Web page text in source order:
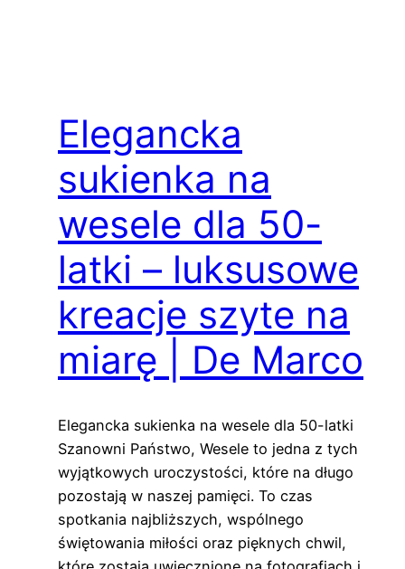
Elegancka
sukienka na
wesele dla 50-
latki – luksusowe
kreacje szyte na
miarę | De Marco
Elegancka sukienka na wesele dla 50-latki
Szanowni Państwo, Wesele to jedna z tych
wyjątkowych uroczystości, które na długo
pozostają w naszej pamięci. To czas
spotkania najbliższych, wspólnego
świętowania miłości oraz pięknych chwil,